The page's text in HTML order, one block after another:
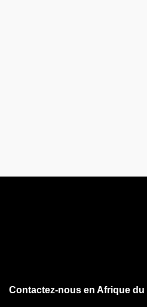
Contactez-nous en Afrique du